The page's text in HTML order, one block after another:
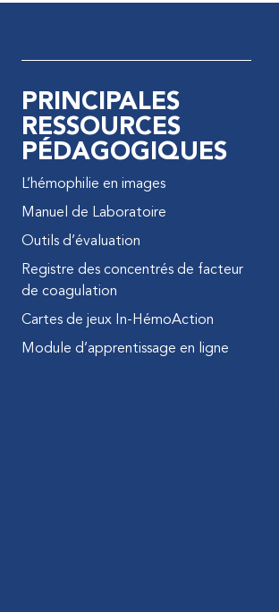
PRINCIPALES
RESSOURCES
PÉDAGOGIQUES
L’hémophilie en images
Manuel de Laboratoire
Outils d’évaluation
Registre des concentrés de facteur
de coagulation
Cartes de jeux In-HémoAction
Module d’apprentissage en ligne